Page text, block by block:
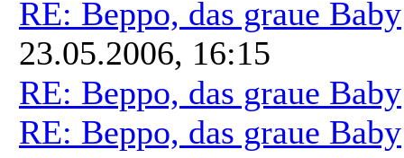
RE: Beppo, das graue Baby
23.05.2006, 16:15
RE: Beppo, das graue Baby
RE: Beppo, das graue Baby